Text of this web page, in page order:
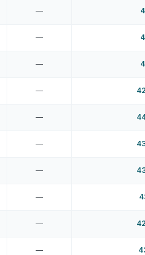
—
—
—
—
—
—
—
—
—
—